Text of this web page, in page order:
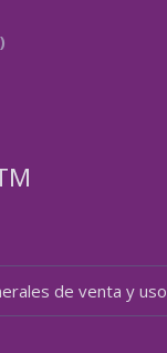
de venta y uso